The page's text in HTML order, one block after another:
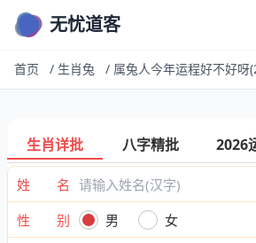
无忧道客
首页 / 生肖兔 /
生肖详批 八字精批 2026
姓 名
性 别
男
女